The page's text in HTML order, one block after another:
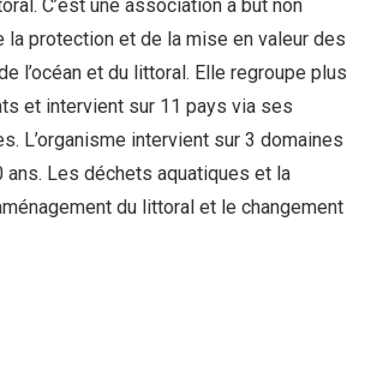
C’est une association à but non
la protection et de la mise en valeur des
l’océan et du littoral. Elle regroupe plus
et intervient sur 11 pays via ses
L’organisme intervient sur 3 domaines
Les déchets aquatiques et la
du littoral et le changement